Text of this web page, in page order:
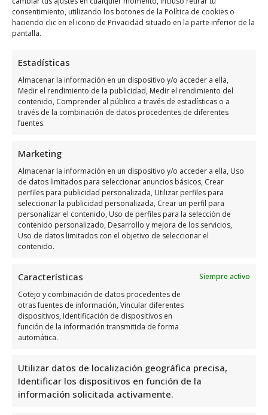
consentimiento, utilizando los botones de la Política de cookies o
haciendo clic en el icono de Privacidad situado en la parte inferior de la
pantalla.
Estadísticas
Almacenar la información en un dispositivo y/o acceder a ella,
Medir el rendimiento de la publicidad, Medir el rendimiento del
contenido, Comprender al público a través de estadísticas o a
través de la combinación de datos procedentes de diferentes
fuentes.
Marketing
Almacenar la información en un dispositivo y/o acceder a ella, Uso
de datos limitados para seleccionar anuncios básicos, Crear
perfiles para publicidad personalizada, Utilizar perfiles para
seleccionar la publicidad personalizada, Crear un perfil para
personalizar el contenido, Uso de perfiles para la selección de
contenido personalizado, Desarrollo y mejora de los servicios,
Uso de datos limitados con el objetivo de seleccionar el
contenido.
Características
Siempre activo
Cotejo y combinación de datos procedentes de
otras fuentes de información, Vincular diferentes
dispositivos, Identificación de dispositivos en
función de la información transmitida de forma
automática.
Utilizar datos de localización geográfica precisa,
Identificar los dispositivos en función de la
información solicitada activamente.
Rapscallion Barbers
Días Horario
Martes
Miércoles
8:30 a 16:00
Jueves
8:30 a 18:00
Viernes
8:30 a 18:00
Sábado
Cerrado
Domingo
Cerrado
Opiniones y datos adicional
sobre Rapscallion Barbers
Rapscallion Barbers, ubicado en C.
Magallanes, 18, local 22, 03189 Dehesa de
excelente opción en el área de barberías.
Con una impresionante valoración de 4,8